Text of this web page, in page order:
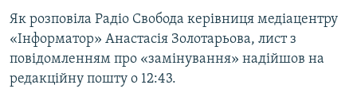
Як розповіла Радіо Свобода керівниця медіацентру
«Інформатор» Анастасія Золотарьова, лист з
повідомленням про «замінування» надійшов на
редакційну пошту о 12:43.